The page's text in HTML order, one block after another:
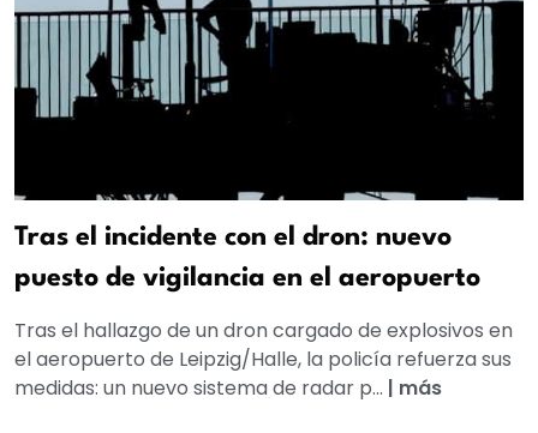
Tras el incidente con el dron: nuevo
puesto de vigilancia en el aeropuerto
Tras el hallazgo de un dron cargado de explosivos en
el aeropuerto de Leipzig/Halle, la policía refuerza sus
medidas: un nuevo sistema de radar p... | más